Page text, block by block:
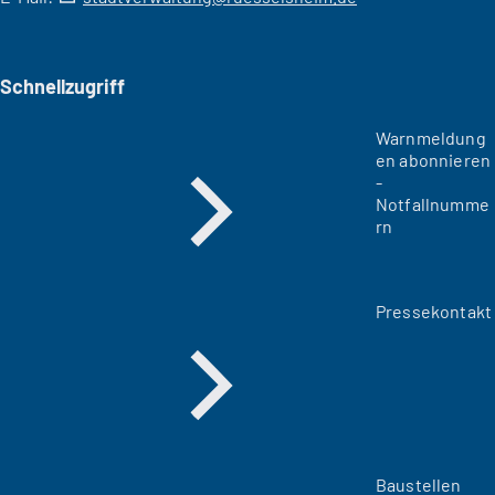
Schnellzugriff
Warnmeldung
en abonnieren
-
Notfallnumme
rn
Pressekontakt
Baustellen